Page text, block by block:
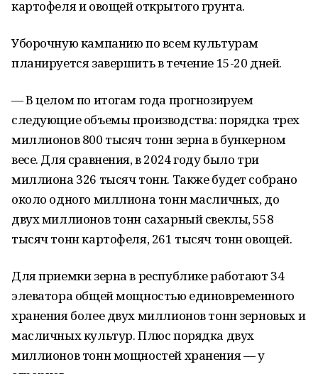
картофеля и овощей открытого грунта.
Уборочную кампанию по всем культурам
планируется завершить в течение 15-20 дней.
— В целом по итогам года прогнозируем
следующие объемы производства: порядка трех
миллионов 800 тысяч тонн зерна в бункерном
весе. Для сравнения, в 2024 году было три
миллиона 326 тысяч тонн. Также будет собрано
около одного миллиона тонн масличных, до
двух миллионов тонн сахарный свеклы, 558
тысяч тонн картофеля, 261 тысяч тонн овощей.
Для приемки зерна в республике работают 34
элеватора общей мощностью единовременного
хранения более двух миллионов тонн зерновых и
масличных культур. Плюс порядка двух
миллионов тонн мощностей хранения — у